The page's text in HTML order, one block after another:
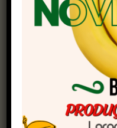
“Em 2023, o
entre os Emirados
ultrapassou US$ 4
profundidade e a
econômicos.
começo. Nosso
significativamente